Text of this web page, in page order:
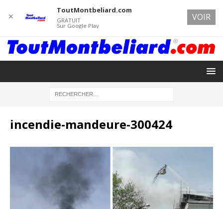
incendie-mandeure-300424
✕
ToutMontbeliard.com
GRATUIT
Sur Google Play
VOIR